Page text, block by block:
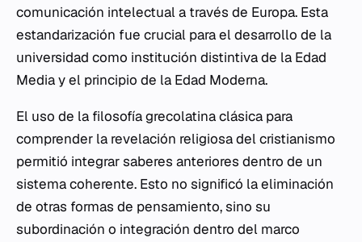
comunicación intelectual a través de Europa. Esta
estandarización fue crucial para el desarrollo de la
universidad como institución distintiva de la Edad
Media y el principio de la Edad Moderna.
El uso de la filosofía grecolatina clásica para
comprender la revelación religiosa del cristianismo
permitió integrar saberes anteriores dentro de un
sistema coherente. Esto no significó la eliminación
de otras formas de pensamiento, sino su
subordinación o integración dentro del marco